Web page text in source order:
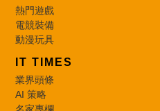
熱門遊戲
電競裝備
動漫玩具
IT TIMES
業界頭條
AI 策略